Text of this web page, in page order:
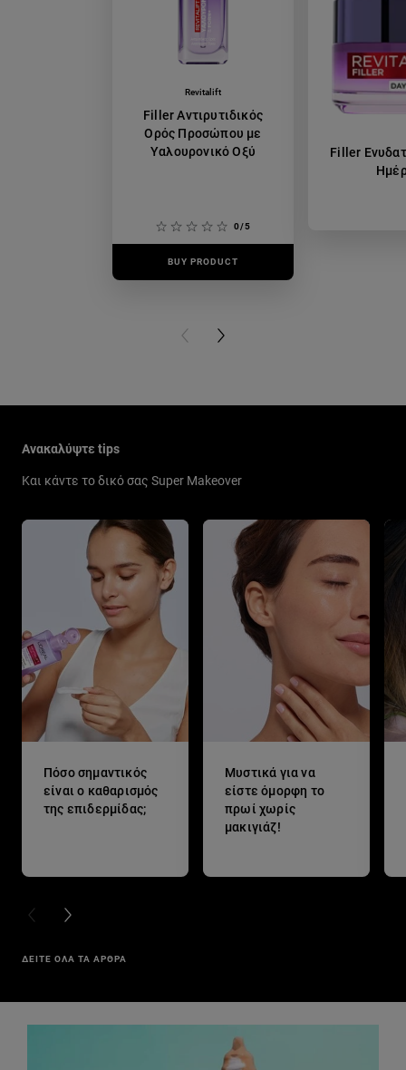
Revitalift
Filler Αντιρυτιδικός
Ορός Προσώπου με
Υαλουρονικό Οξύ
0/5
BUY PRODUCT
Filler
PREVIOUS CARD
NEXT CARD
Ανακαλύψτε tips
Και κάντε το δικό σας Super Makeover
Πόσο σημαντικός
είναι ο καθαρισμός
της επιδερμίδας;
Μυστικά για να
είστε όμορφη το
πρωί χωρίς
μακιγιάζ!
PREVIOUS CARD
NEXT CARD
ΔΕΙΤΕ ΟΛΑ ΤΑ ΑΡΘΡΑ